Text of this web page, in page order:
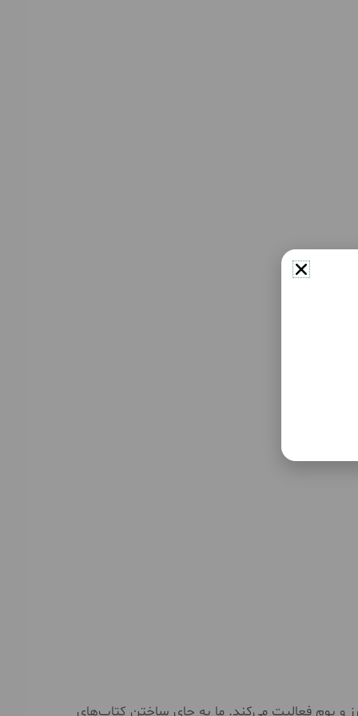
و بوم فعالیت می‌کند. ما به جای ساختن کتاب‌های